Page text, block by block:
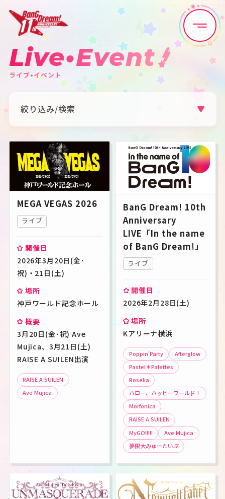
Home News
Live•Event Discography
Game Media
Schedule About
Goods
EN
Live•Event
ライブ•イベント
絞り込み/検索
すべて Poppin'Party Afterglow
Pastel＊Palettes Roselia
ハロー、ハッピーワールド！ Morfonica
RAISE A SUILEN MyGO!!!!!
Ave Mujica 夢限大みゅーたいぷ
millsage 一家Dumb Rock!
シャッフルユニット その他
カテゴリ
イベント その他
開催年月
キーワード
検索
この条件で検索
MEGA VEGAS 2026
ライブ
開催日
2026年3月20日(金･
祝)・21日(土)
場所
神戸ワールド記念ホール
概要
3月20日(金･祝) Ave
Mujica、3月21日(土)
RAISE A SUILEN出演
RAISE A SUILEN
Ave Mujica
BanG Dream! 10th
Anniversary
LIVE「In the name
of BanG Dream!」
ライブ
開催日
2026年2月28日(土)
場所
Kアリーナ横浜
Poppin'Party
Afterglow
Pastel＊Palettes
Roselia
ハロー、ハッピーワールド！
Morfonica
RAISE A SUILEN
MyGO!!!!!
Ave Mujica
夢限大みゅーたいぷ